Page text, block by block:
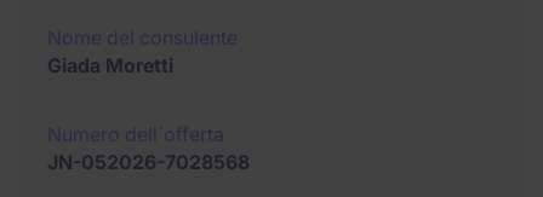
Giada Moretti
JN-052026-7028568